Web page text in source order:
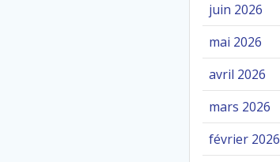
juin 2026
mai 2026
avril 2026
mars 2026
février 2026